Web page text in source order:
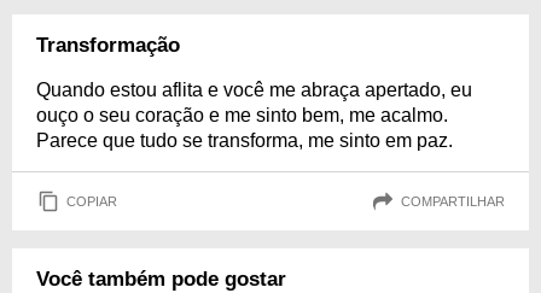
Transformação
Quando estou aflita e você me abraça apertado, eu
ouço o seu coração e me sinto bem, me acalmo.
Parece que tudo se transforma, me sinto em paz.
COPIAR COMPARTILHAR
Você também pode gostar